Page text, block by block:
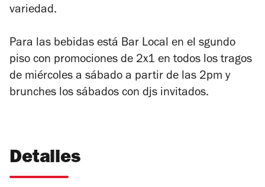
variedad.
Para las bebidas está Bar Local en el sgundo
piso con promociones de 2x1 en todos los tragos
de miércoles a sábado a partir de las 2pm y
brunches los sábados con djs invitados.
Detalles